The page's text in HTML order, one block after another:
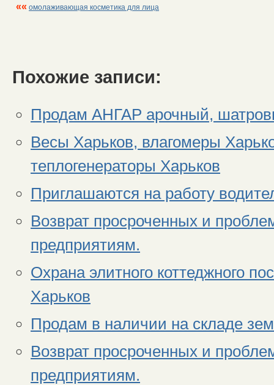
«« омолаживающая косметика для лица
Похожие записи:
Продам АНГАР арочный,
Весы Харьков, влагомеры
теплогенераторы Харьков
Приглашаются на работу
Возврат просроченных и
предприятиям.
Охрана элитного коттеджного
Харьков
Продам в наличии на складе
Возврат просроченных и
предприятиям.